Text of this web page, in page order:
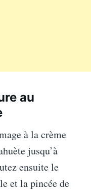
au
à la crème
jusqu’à
ensuite le
et la pincée de